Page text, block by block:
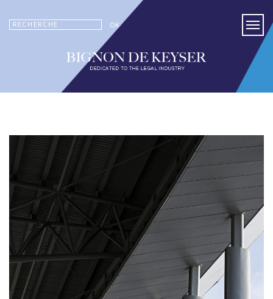
RECHERCHE OK